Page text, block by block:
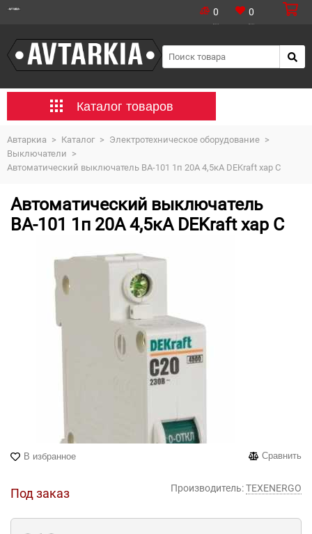
0 0
Каталог товаров
Автаркиа > Каталог > Электротехническое оборудование >
Выключатели >
Автоматический выключатель ВА-101 1п 20А 4,5кА DEKraft хар C
Автоматический выключатель
ВА-101 1п 20А 4,5кА DEKraft хар C
В избранное Сравнить
Под заказ Производитель:TEXENERGO